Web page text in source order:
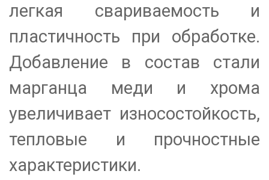
легкая свариваемость и
пластичность при обработке.
Добавление в состав стали
марганца меди и хрома
увеличивает износостойкость,
тепловые и прочностные
характеристики.